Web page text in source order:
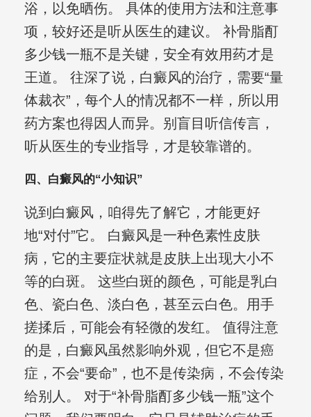
浴，以免晒伤。 具体的使用方法和注意事
项，较好还是听从医生的建议。 补骨脂酊
多少钱一瓶不是关键，安全有效用药才是
王道。 往深了说，白癜风的治疗，需要“量
体裁衣”，每个人的情况都不一样，所以用
药方案也得因人而异。别盲目听信传言，
听从医生的专业指导，才是较靠谱的。
四、白癜风的“小知识”
说到白癜风，咱得先了解它，才能更好
地“对付”它。 白癜风是一种色素性皮肤
病，它的主要症状就是皮肤上出现大小不
等的白斑。 这些白斑的颜色，可能是乳白
色、瓷白色、淡白色，甚至云白色。用手
搓揉后，可能会有轻微的发红。 值得注意
的是，白癜风虽然影响外观，但它不是癌
症，不会“要命”，也不是传染病，不会传染
给别人。 对于“补骨脂酊多少钱一瓶”这个